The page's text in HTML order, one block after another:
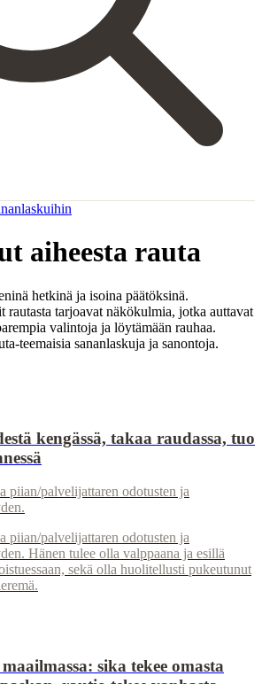
aiheesta rauta
hetkinä ja isoina päätöksinä.
rautasta tarjoavat näkökulmia, jotka auttavat
valintoja ja löytämään rauhaa.
teemaisia sananlaskuja ja sanontoja.
kengässä, takaa raudassa, tuo
piian/palvelijattaren odotusten ja
piian/palvelijattaren odotusten ja
Hänen tulee olla valppaana ja esillä
sekä olla huolitellusti pukeutunut
sika tekee omasta